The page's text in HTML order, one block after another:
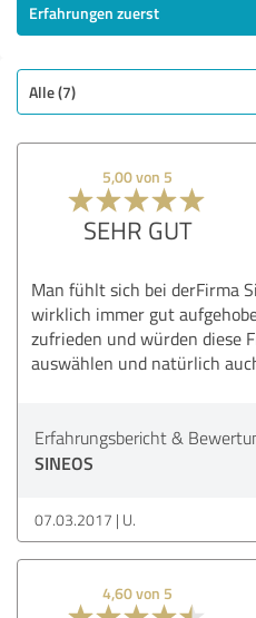
Erfahrungen zuerst
Alle (7)
5,00 von 5
SEHR GUT
Man fühlt sich bei derFirma
wirklich immer gut
zufrieden und würden diese
auswählen und natürlich
Erfahrungsbericht &
SINEOS
07.03.2017 U.
4,60 von 5